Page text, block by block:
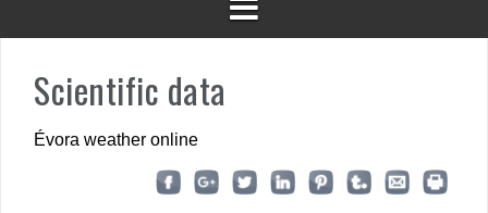
Scientific data
Évora weather online